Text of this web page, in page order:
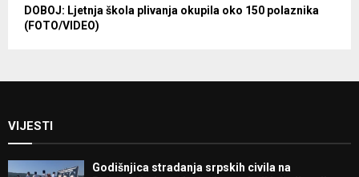
DOBOJ: Ljetnja škola plivanja okupila oko 150 polaznika
(FOTO/VIDEO)
VIJESTI
Godišnjica stradanja srpskih civila na